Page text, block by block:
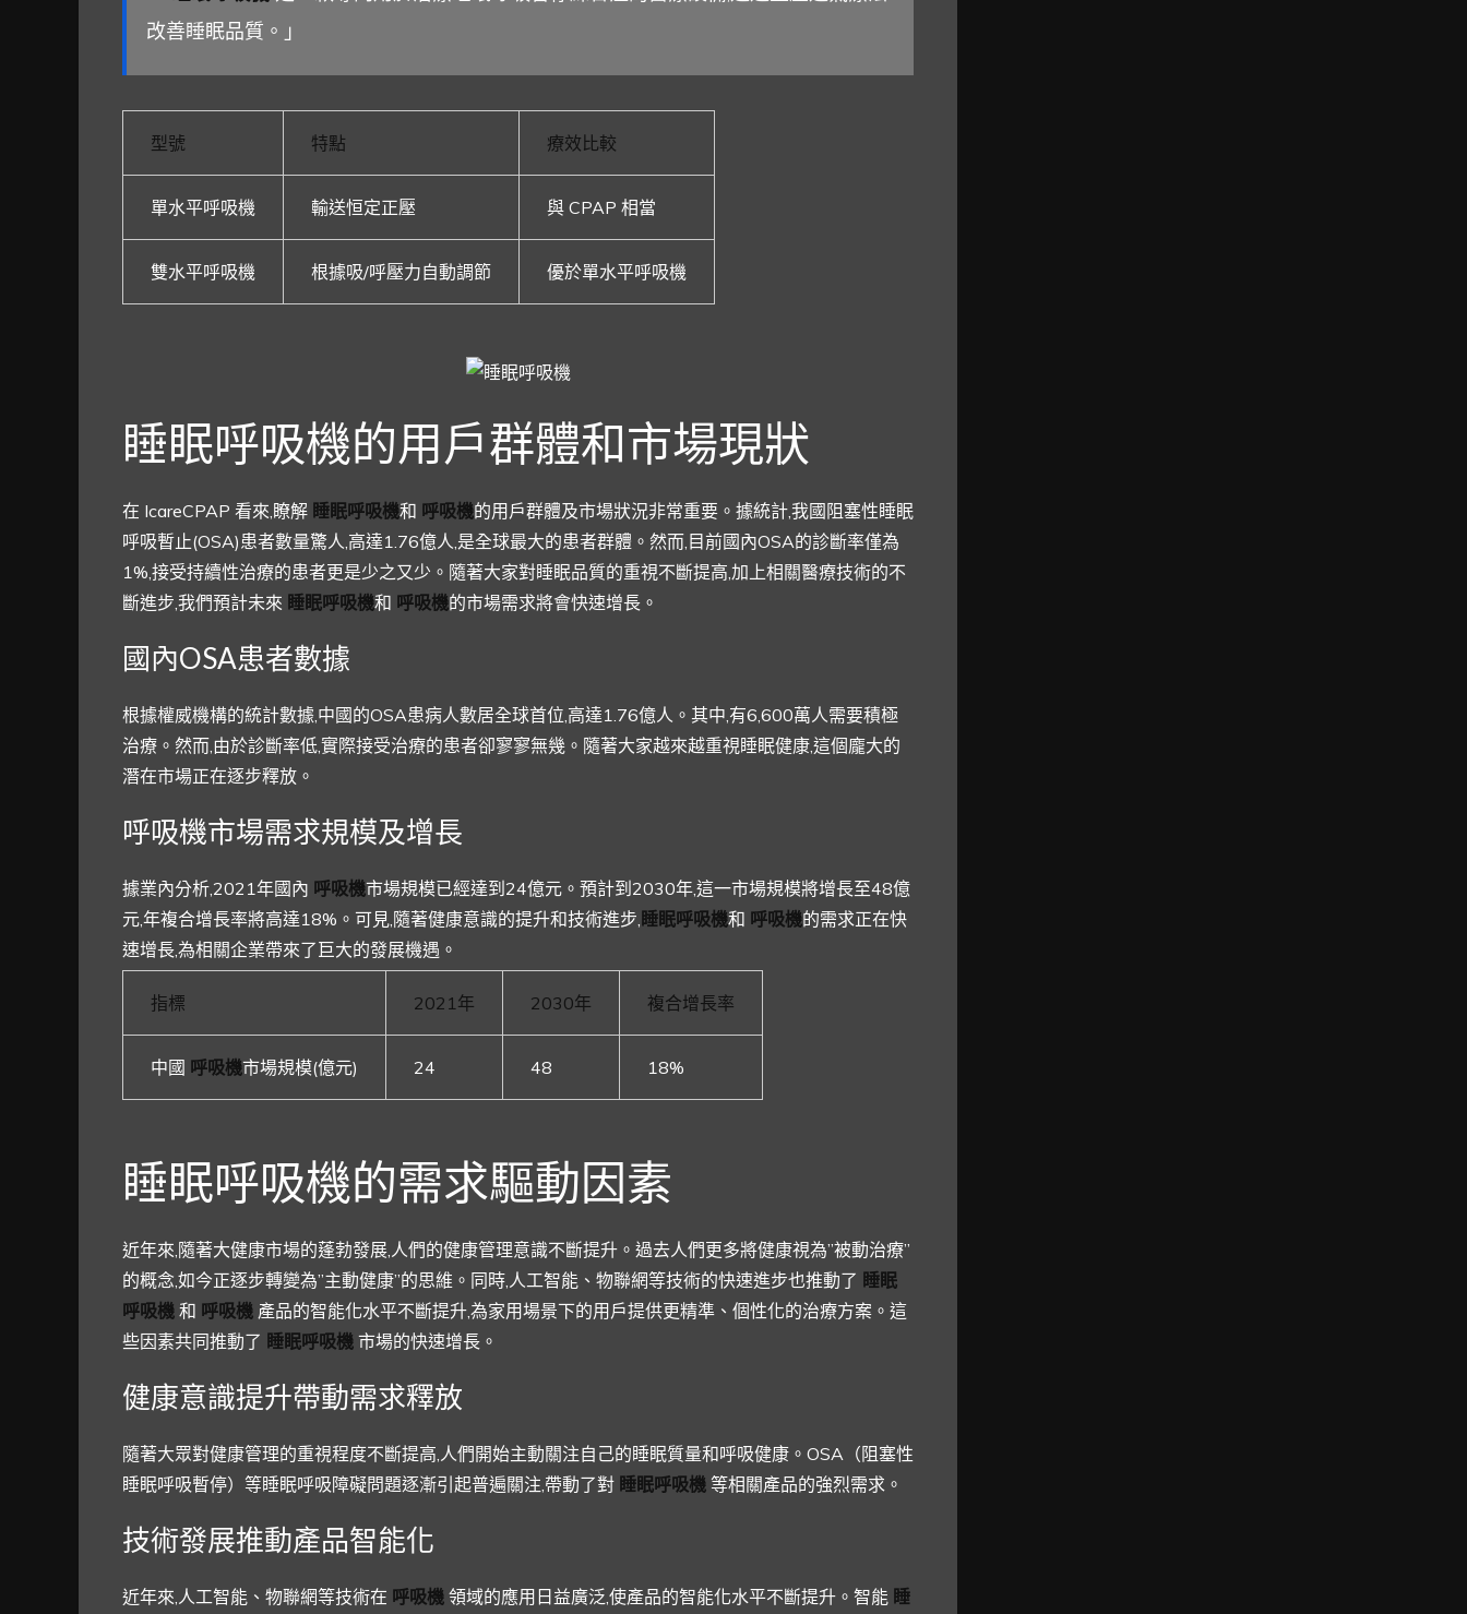
改善睡眠品質。」
型號 特點 療效比較
單水平呼吸機 輸送恒定正壓 與 CPAP 相當
雙水平呼吸機 根據吸/呼壓力自動調節 優於單水平呼吸機
睡眠呼吸機的用戶群體和市場現狀
在 IcareCPAP 看來,瞭解 睡眠呼吸機和 呼吸機的用戶群體及市場狀況非常重要。據統計,我國阻塞性睡眠
呼吸暫止(OSA)患者數量驚人,高達1.76億人,是全球最大的患者群體。然而,目前國內OSA的診斷率僅為
1%,接受持續性治療的患者更是少之又少。隨著大家對睡眠品質的重視不斷提高,加上相關醫療技術的不
斷進步,我們預計未來 睡眠呼吸機和 呼吸機的市場需求將會快速增長。
國內OSA患者數據
根據權威機構的統計數據,中國的OSA患病人數居全球首位,高達1.76億人。其中,有6,600萬人需要積極
治療。然而,由於診斷率低,實際接受治療的患者卻寥寥無幾。隨著大家越來越重視睡眠健康,這個龐大的
潛在市場正在逐步釋放。
呼吸機市場需求規模及增長
據業內分析,2021年國內 呼吸機市場規模已經達到24億元。預計到2030年,這一市場規模將增長至48億
元,年複合增長率將高達18%。可見,隨著健康意識的提升和技術進步, 睡眠呼吸機和 呼吸機的需求正在快
速增長,為相關企業帶來了巨大的發展機遇。
指標 2021年 2030年 複合增長率
中國 呼吸機市場規模(億元) 24 48 18%
睡眠呼吸機的需求驅動因素
近年來,隨著大健康市場的蓬勃發展,人們的健康管理意識不斷提升。過去人們更多將健康視為”被動治療”
的概念,如今正逐步轉變為”主動健康”的思維。同時,人工智能、物聯網等技術的快速進步也推動了 睡眠
呼吸機 和 呼吸機 產品的智能化水平不斷提升,為家用場景下的用戶提供更精準、個性化的治療方案。這
些因素共同推動了 睡眠呼吸機 市場的快速增長。
健康意識提升帶動需求釋放
隨著大眾對健康管理的重視程度不斷提高,人們開始主動關注自己的睡眠質量和呼吸健康。OSA（阻塞性
睡眠呼吸暫停）等睡眠呼吸障礙問題逐漸引起普遍關注,帶動了對 睡眠呼吸機 等相關產品的強烈需求。
技術發展推動產品智能化
近年來,人工智能、物聯網等技術在 呼吸機 領域的應用日益廣泛,使產品的智能化水平不斷提升。智能 睡